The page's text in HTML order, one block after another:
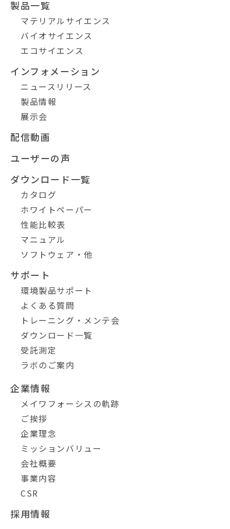
製品一覧
マテリアルサイエンス
バイオサイエンス
エコサイエンス
インフォメーション
ニュースリリース
製品情報
展示会
配信動画
ユーザーの声
ダウンロード一覧
カタログ
ホワイトペーパー
性能比較表
マニュアル
ソフトウェア・他
サポート
環境製品サポート
よくある質問
トレーニング・メンテ会
ダウンロード一覧
受託測定
ラボのご案内
企業情報
メイワフォーシスの軌跡
ご挨拶
企業理念
ミッションバリュー
会社概要
事業内容
CSR
採用情報